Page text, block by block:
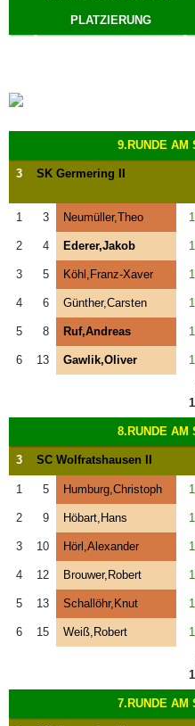
PLATZIERUNG
9.RUNDE AM
3 SK Germering II
1 3 Neumüller,Theo
2 4 Ederer,Jakob
3 5 Köhl,Franz-Xaver
4 6 Günther,Carsten
5 8 Ruf,Andreas
6 13 Gawlik,Oliver
8.RUNDE AM
3 SC Wolfratshausen II
1 5 Humburg,Christoph
2 9 Höbart,Hans
3 10 Hörl,Alexander
4 12 Brouwer,Robert
5 13 Schallöhr,Knut
6 15 Weiß,Robert
7.RUNDE AM